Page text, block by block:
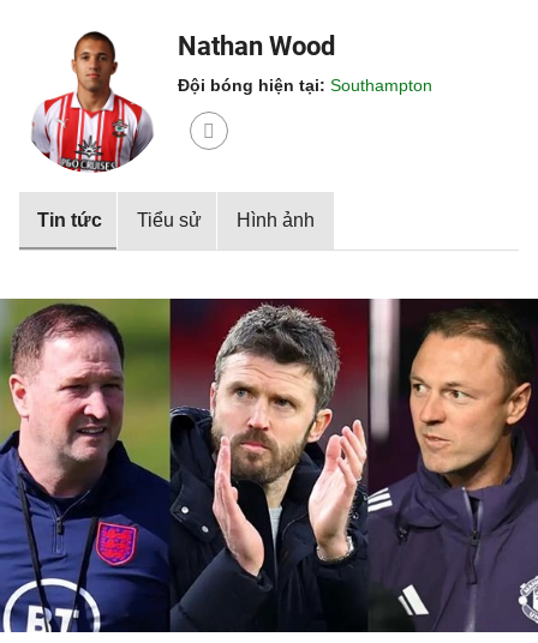
Nathan Wood
Đội bóng hiện tại: Southampton
Tin tức Tiểu sử Hình ảnh